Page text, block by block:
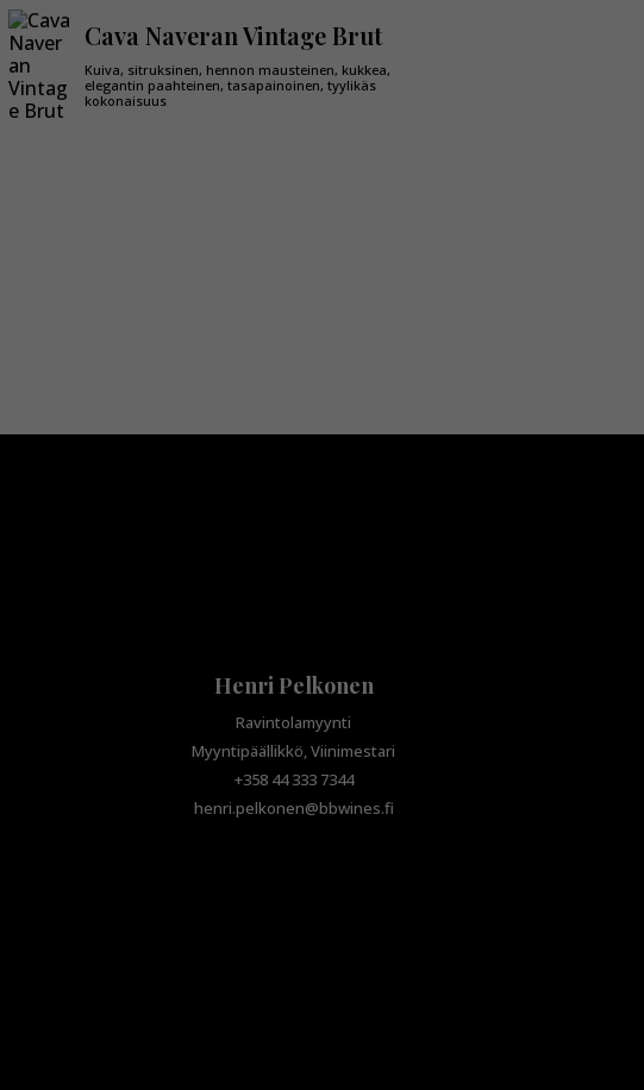
Cava Naveran Vintage Brut
Kuiva, sitruksinen, hennon mausteinen, kukkea,
elegantin paahteinen, tasapainoinen, tyylikäs
kokonaisuus
Henri Pelkonen
Ravintolamyynti
Myyntipäällikkö, Viinimestari
+358 44 333 7344
henri.pelkonen@bbwines.fi